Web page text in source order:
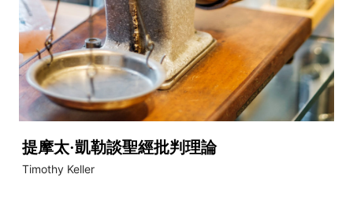
提摩太·凱勒談聖經批判理論
Timothy Keller